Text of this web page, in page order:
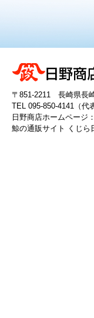
〒851-2211 長崎県長
TEL 095-850-4141（
日野商店ホームページ：
鯨の通販サイト くじら